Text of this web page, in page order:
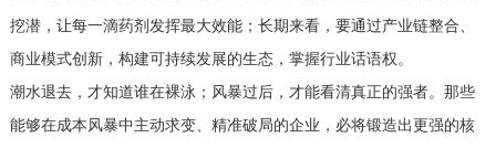
挖潜，让每一滴药剂发挥最大效能；长期来看，要通过产业链整合、
商业模式创新，构建可持续发展的生态，掌握行业话语权。
潮水退去，才知道谁在裸泳；风暴过后，才能看清真正的强者。那些
能够在成本风暴中主动求变、精准破局的企业，必将锻造出更强的核